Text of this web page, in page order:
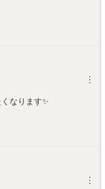
︙
なります✨
︙